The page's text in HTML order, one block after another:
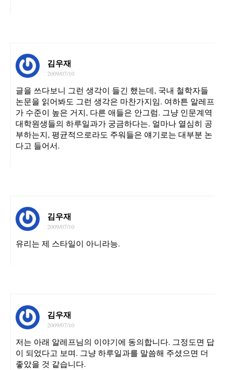
김우재
2009/07/10
글을 쓰다보니 그런 생각이 들긴 했는데, 국내 철학자들
논문을 읽어봐도 그런 생각은 마찬가지임. 여하튼 알레프
가 수준이 높은 거지, 다른 애들은 안그럼. 그냥 인문계역
대학원생들의 하루일과가 궁금하다는. 얼마나 열심히 공
부하는지, 평균적으로라도 주워들은 얘기로는 대부분 논
다고 들어서.
김우재
2009/07/10
유리는 제 스타일이 아니라능.
김우재
2009/07/10
저는 아래 알레프님의 이야기에 동의합니다. 그정도면 답
이 되었다고 보며. 그냥 하루일과를 말씀해 주셨으면 더
좋았을 것 같습니다.